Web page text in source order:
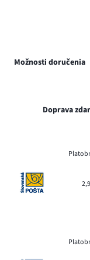
Možnosti doručenia
Doprava